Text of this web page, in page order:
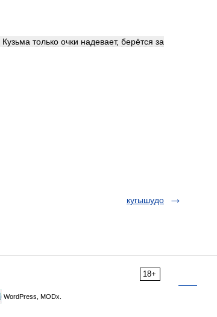
Кузьма только очки надевает, берётся за
кугышудо
18+
WordPress, MODx.